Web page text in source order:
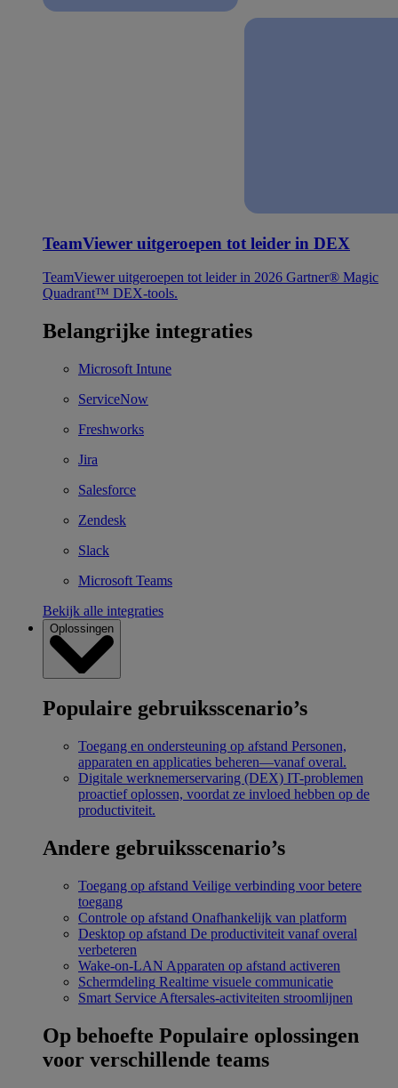
TeamViewer uitgeroepen tot leider in DEX
TeamViewer uitgeroepen tot leider in 2026 Gartner® Magic
Quadrant™ DEX-tools.
Belangrijke integraties
Microsoft Intune
ServiceNow
Freshworks
Jira
Salesforce
Zendesk
Slack
Microsoft Teams
Bekijk alle integraties
Oplossingen
Populaire gebruiksscenario’s
Toegang en ondersteuning op afstand Personen,
apparaten en applicaties beheren—vanaf overal.
Digitale werknemerservaring (DEX) IT-problemen
proactief oplossen, voordat ze invloed hebben op de
productiviteit.
Andere gebruiksscenario’s
Toegang op afstand Veilige verbinding voor betere
toegang
Controle op afstand Onafhankelijk van platform
Desktop op afstand De productiviteit vanaf overal
verbeteren
Wake-on-LAN Apparaten op afstand activeren
Schermdeling Realtime visuele communicatie
Smart Service Aftersales-activiteiten stroomlijnen
Op behoefte Populaire oplossingen
voor verschillende teams